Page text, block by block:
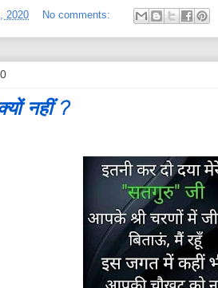
2020 No comments:
नहीं ?